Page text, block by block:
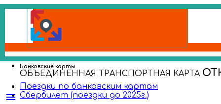
ОБЪЕДИНЕННАЯ ТРАНСПОРТНАЯ КАРТА
menu
Банковские карты
Поездки по банковским картам
Сбербилет (поездки до 2025г.)